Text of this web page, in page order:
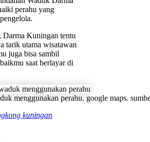
perahu yang
Kuningan tentu
tarik utama wisatawan
juga bisa sambil
saat berlayar di
menggunakan perahu. google maps.
kuningan